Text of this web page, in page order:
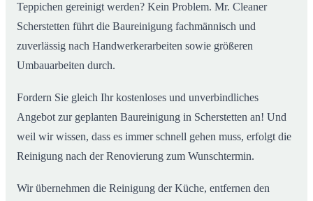
Teppichen gereinigt werden? Kein Problem. Mr. Cleaner
Scherstetten führt die Baureinigung fachmännisch und
zuverlässig nach Handwerkerarbeiten sowie größeren
Umbauarbeiten durch.
Fordern Sie gleich Ihr kostenloses und unverbindliches
Angebot zur geplanten Baureinigung in Scherstetten an! Und
weil wir wissen, dass es immer schnell gehen muss, erfolgt die
Reinigung nach der Renovierung zum Wunschtermin.
Wir übernehmen die Reinigung der Küche, entfernen den